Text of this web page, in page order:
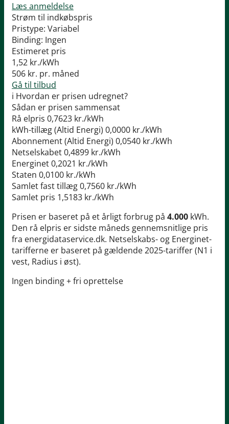
Læs anmeldelse
Strøm til indkøbspris
Pristype: Variabel
Binding: Ingen
Estimeret pris
1,52 kr./kWh
506 kr. pr. måned
Gå til tilbud
i Hvordan er prisen udregnet?
Sådan er prisen sammensat
Rå elpris 0,7623 kr./kWh
kWh-tillæg (Altid Energi) 0,0000 kr./kWh
Abonnement (Altid Energi) 0,0540 kr./kWh
Netselskabet0,4899 kr./kWh
Energinet0,2021 kr./kWh
Staten 0,0100 kr./kWh
Samlet fast tillæg0,7560 kr./kWh
Samlet pris 1,5183 kr./kWh
Prisen er baseret på et årligt forbrug på 4.000 kWh.
Den rå elpris er sidste måneds gennemsnitlige pris
fra energidataservice.dk. Netselskabs- og Energinet-
tarifferne er baseret på gældende 2025-tariffer (N1 i
vest, Radius i øst).
Ingen binding + fri oprettelse